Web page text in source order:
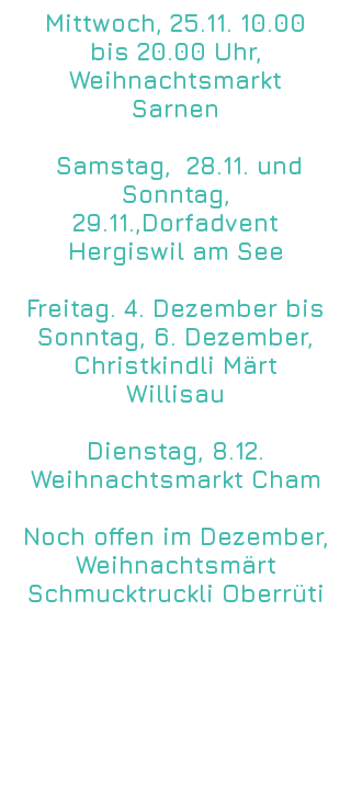
Mittwoch, 25.11. 10.00
bis 20.00 Uhr,
Weihnachtsmarkt
Sarnen
Samstag, 28.11. und
Sonntag,
29.11.,Dorfadvent
Hergiswil am See
Freitag. 4. Dezember bis
Sonntag, 6. Dezember,
Christkindli Märt
Willisau
Dienstag, 8.12.
Weihnachtsmarkt Cham
Noch offen im Dezember,
Weihnachtsmärt
Schmucktruckli Oberrüti